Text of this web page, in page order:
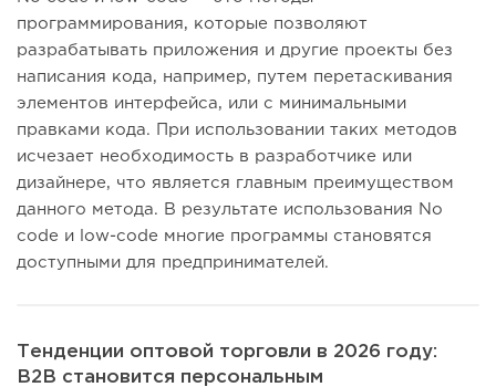
программирования, которые позволяют
разрабатывать приложения и другие проекты без
написания кода, например, путем перетаскивания
элементов интерфейса, или с минимальными
правками кода. При использовании таких методов
исчезает необходимость в разработчике или
дизайнере, что является главным преимуществом
данного метода. В результате использования No
code и low-code многие программы становятся
доступными для предпринимателей.
Тенденции оптовой торговли в 2026 году:
B2B становится персональным